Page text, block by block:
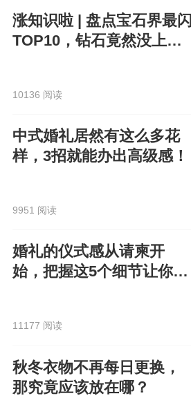
涨知识啦 | 盘点宝石界最闪
TOP10，钻石竟然没上
10136 阅读
中式婚礼居然有这么多花
样，3招就能办出高级感！
9951 阅读
婚礼的仪式感从请柬开
始，把握这5个细节让你的
11177 阅读
秋冬衣物不再每日更换，
那究竟应该放在哪？